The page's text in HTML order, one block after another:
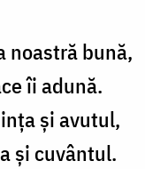
noastră bună,
îi adună.
și avutul,
și cuvântul.